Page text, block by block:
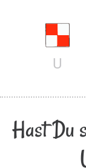
U
Hast Du